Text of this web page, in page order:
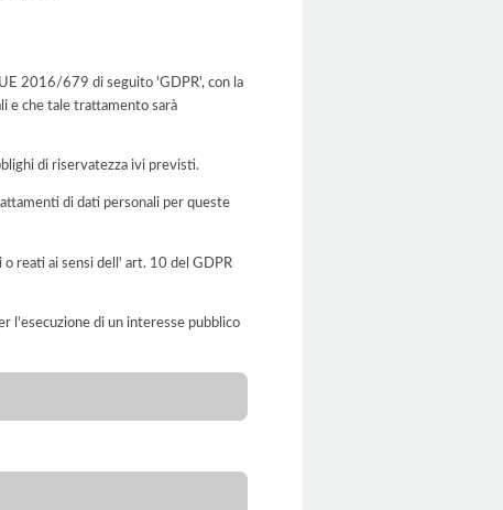
2016/679 di seguito 'GDPR', con la
e che tale trattamento sarà
di riservatezza ivi previsti.
di dati personali per queste
reati ai sensi dell' art. 10 del GDPR
l'esecuzione di un interesse pubblico